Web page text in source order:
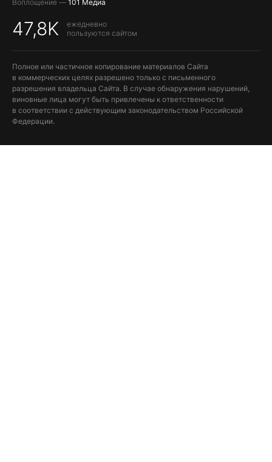
Воплощение — 101 Медиа
47,8K
ежедневно
пользуются сайтом
Полное или частичное копирование материалов Сайта
в коммерческих целях разрешено только с письменного
разрешения владельца Сайта. В случае обнаружения нарушений,
виновные лица могут быть привлечены к ответственности
в соответствии с действующим законодательством Российской
Федерации.